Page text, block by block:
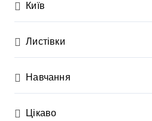
Київ
Листівки
Навчання
Цікаво